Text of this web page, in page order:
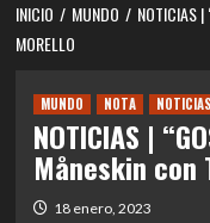
INICIO MUNDO
NOTICIAS |
MORELLO
MUNDO NOTA NOTICIAS
NOTICIAS |
Måneskin con
18 enero, 2023